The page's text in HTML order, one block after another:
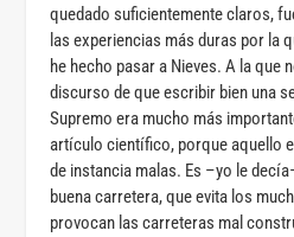
quedado suficientemente claros,
las experiencias más duras por la
he hecho pasar a Nieves. A la que
discurso de que escribir bien una
Supremo era mucho más
artículo científico, porque aquello
de instancia malas. Es –yo le
buena carretera, que evita los
provocan las carreteras mal